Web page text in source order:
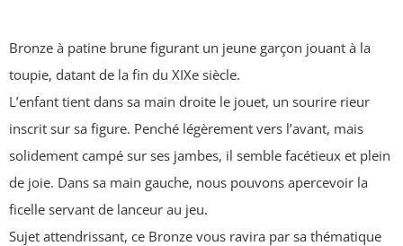
Bronze à patine brune figurant un jeune garçon jouant à la
toupie, datant de la fin du XIXe siècle.
L’enfant tient dans sa main droite le jouet, un sourire rieur
inscrit sur sa figure. Penché légèrement vers l’avant, mais
solidement campé sur ses jambes, il semble facétieux et plein
de joie. Dans sa main gauche, nous pouvons apercevoir la
ficelle servant de lanceur au jeu.
Sujet attendrissant, ce Bronze vous ravira par sa thématique